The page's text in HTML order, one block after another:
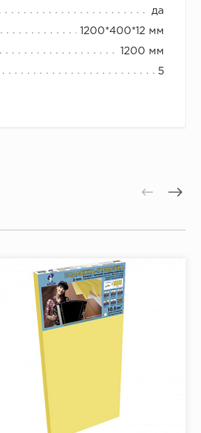
да
1200*400*12 мм
1200 мм
5